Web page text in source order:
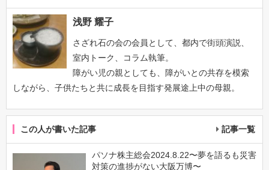
浅野 耀子
さざれ石の会の会員として、都内で街頭演説、
室内トーク、コラム執筆。
障がい児の親としても、障がいとの共存を模索
しながら、子供たちと共に成長を目指す発展途上中の母親。
この人が書いた記事 記事一覧
パソナ株主総会2024.8.22〜夢を語るも災害
対策の進捗がない大阪万博〜